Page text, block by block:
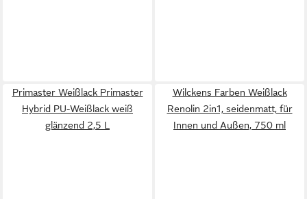
Primaster Weißlack Primaster
Hybrid PU-Weißlack weiß
glänzend 2,5 L
Wilckens Farben Weißlack
Renolin 2in1, seidenmatt, für
Innen und Außen, 750 ml